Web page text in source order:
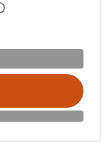
Abre el cuadro de